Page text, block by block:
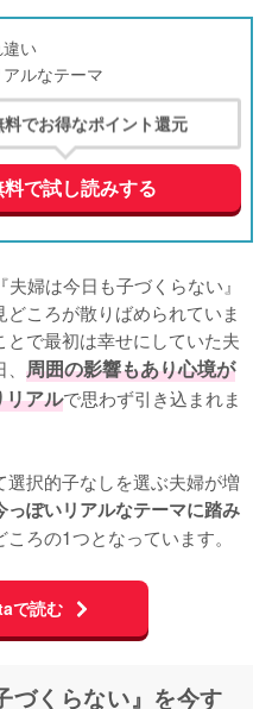
い
ルなテーマ
でお得なポイント還元
で試し読みする
婦は今日も子づくらない』
ころが散りばめられていま
で最初は幸せにしていた夫
周囲の影響もあり心境が
リアルで思わず引き込まれま
択的子なしを選ぶ夫婦が増
っぽいリアルなテーマに踏み
ころの1つとなっています。
で読む
づくらない』を今す